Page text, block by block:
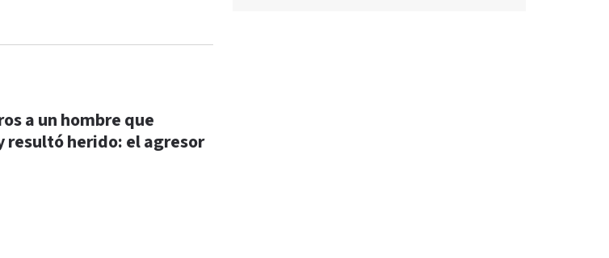
a un hombre que
resultó herido: el agresor